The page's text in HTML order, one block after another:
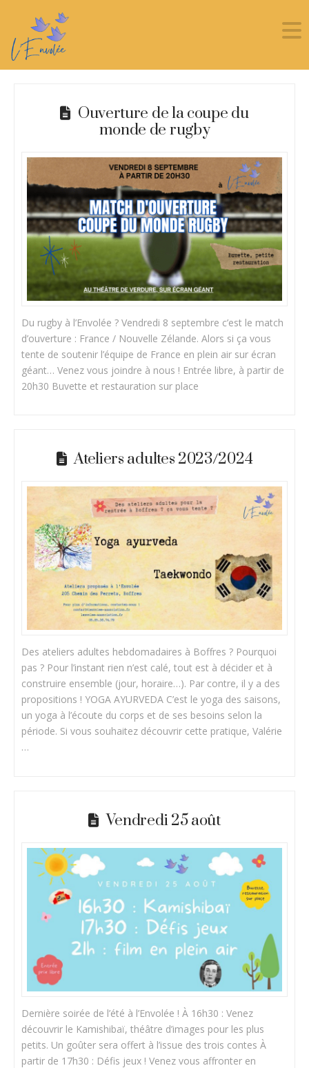
Ouverture de la coupe du
monde de rugby
Du rugby à l’Envolée ? Vendredi 8 septembre c’est le match
d’ouverture : France / Nouvelle Zélande. Alors si ça vous
tente de soutenir l’équipe de France en plein air sur écran
géant… Venez vous joindre à nous ! Entrée libre, à partir de
20h30 Buvette et restauration sur place
Ateliers adultes 2023/2024
Des ateliers adultes hebdomadaires à Boffres ? Pourquoi
pas ? Pour l’instant rien n’est calé, tout est à décider et à
construire ensemble (jour, horaire…). Par contre, il y a des
propositions ! YOGA AYURVEDA C’est le yoga des saisons,
un yoga à l’écoute du corps et de ses besoins selon la
période. Si vous souhaitez découvrir cette pratique, Valérie
…
Vendredi 25 août
Dernière soirée de l’été à l’Envolée ! À 16h30 : Venez
découvrir le Kamishibaï, théâtre d’images pour les plus
petits. Un goûter sera offert à l’issue des trois contes À
partir de 17h30 : Défis jeux ! Venez vous affronter en